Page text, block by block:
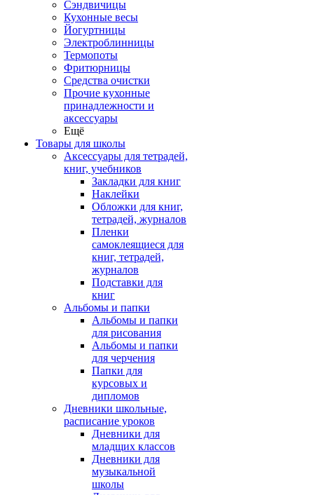
Сэндвичицы
Кухонные весы
Йогуртницы
Электроблинницы
Термопоты
Фритюрницы
Средства очистки
Прочие кухонные
принадлежности и
аксессуары
Ещё
Товары для школы
Аксессуары для тетрадей,
книг, учебников
Закладки для книг
Наклейки
Обложки для книг,
тетрадей, журналов
Пленки
самоклеящиеся для
книг, тетрадей,
журналов
Подставки для
книг
Альбомы и папки
Альбомы и папки
для рисования
Альбомы и папки
для черчения
Папки для
курсовых и
дипломов
Дневники школьные,
расписание уроков
Дневники для
младщих классов
Дневники для
музыкальной
школы